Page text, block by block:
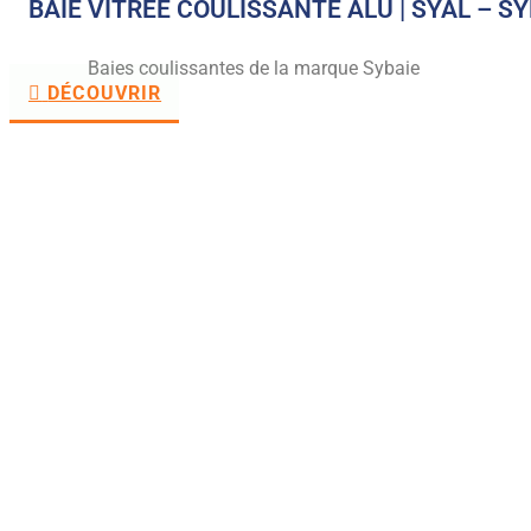
BAIE VITREE COULISSANTE ALU | SYAL –
Baies coulissantes de la marque Sybaie
DÉCOUVRIR